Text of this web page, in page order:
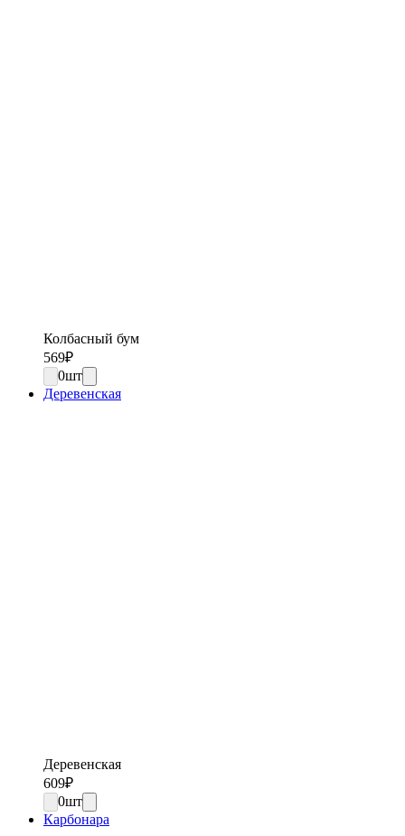
Колбасный бум
569₽
0шт
Деревенская
Деревенская
609₽
0шт
Карбонара